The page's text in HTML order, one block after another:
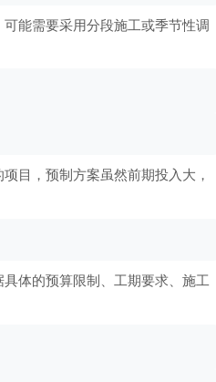
能需要采用分段施工或季节性调
目，预制方案虽然前期投入大，
体的预算限制、工期要求、施工